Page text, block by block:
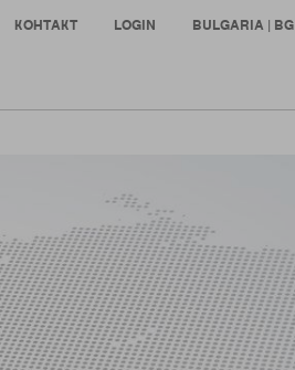
КОНТАКТ LOGIN BULGARIA | BG